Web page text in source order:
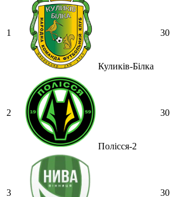
1
Куликів-Білка
30
2
Полісся-2
30
3 30